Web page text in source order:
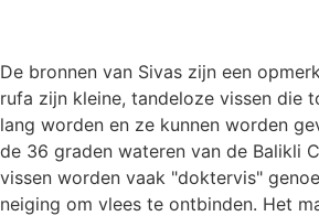
De bronnen van Sivas zijn een
rufa zijn kleine, tandeloze vissen die
lang worden en ze kunnen worden
de 36 graden wateren van de Balikli
vissen worden vaak "doktervis"
neiging om vlees te ontbinden. Het